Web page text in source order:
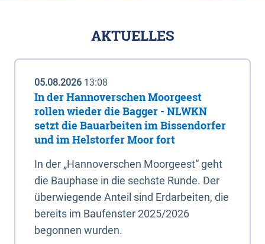
AKTUELLES
05.08.2026 13:08
In der Hannoverschen Moorgeest
rollen wieder die Bagger - NLWKN
setzt die Bauarbeiten im Bissendorfer
und im Helstorfer Moor fort
In der „Hannoverschen Moorgeest“ geht
die Bauphase in die sechste Runde. Der
überwiegende Anteil sind Erdarbeiten, die
bereits im Baufenster 2025/2026
begonnen wurden.